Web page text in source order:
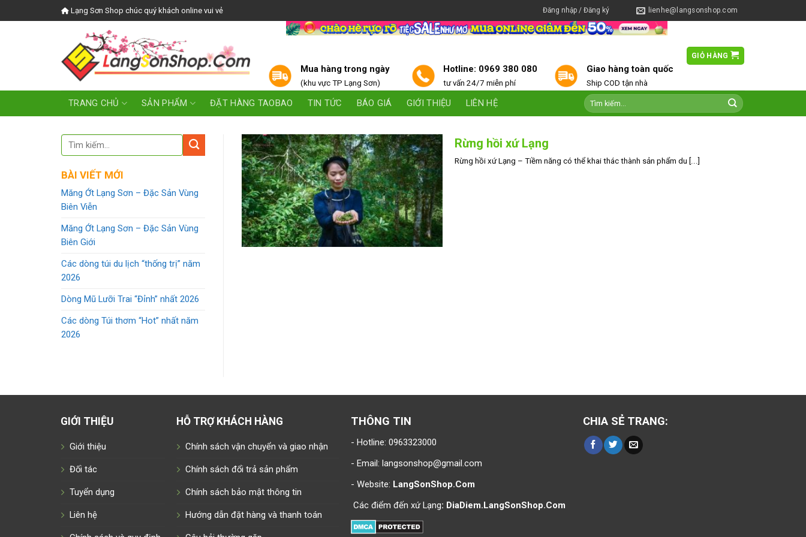
to
Lạng Sơn Shop chúc quý khách online vui vẻ Đăng nhập / Đăng ký lienhe@langsonshop.com
Mua hàng trong ngày
(khu vực TP Lạng Sơn)
Hotline: 0969 380 080
tư vấn 24/7 miễn phí
Giao hàng toàn quốc
Ship COD tận nhà
GIỎ HÀNG
TRANG CHỦ SẢN PHẨM ĐẶT HÀNG TAOBAO TIN TỨC BÁO GIÁ GIỚI THIỆU LIÊN HỆ
BÀI VIẾT MỚI
Măng Ớt Lạng Sơn – Đặc Sản Vùng
Biên Viễn
Măng Ớt Lạng Sơn – Đặc Sản Vùng
Biên Giới
Các dòng túi du lịch “thống trị” năm
2026
Dòng Mũ Lưỡi Trai “Đỉnh” nhất 2026
Các dòng Túi thơm “Hot” nhất năm
2026
Rừng hồi xứ Lạng
Rừng hồi xứ Lạng – Tiềm năng có thể khai thác thành sản phẩm du [...]
GIỚI THIỆU
Giới thiệu
Đối tác
Tuyển dụng
Liên hệ
HỖ TRỢ KHÁCH HÀNG
Chính sách vận chuyển và giao nhận
Chính sách đổi trả sản phẩm
Chính sách bảo mật thông tin
Hướng dẫn đặt hàng và thanh toán
THÔNG TIN
- Hotline: 0963323000
- Email: langsonshop@gmail.com
- Website: LangSonShop.Com
Các điểm đến xứ Lạng: DiaDiem.LangSonShop.Com
CHIA SẺ TRANG: